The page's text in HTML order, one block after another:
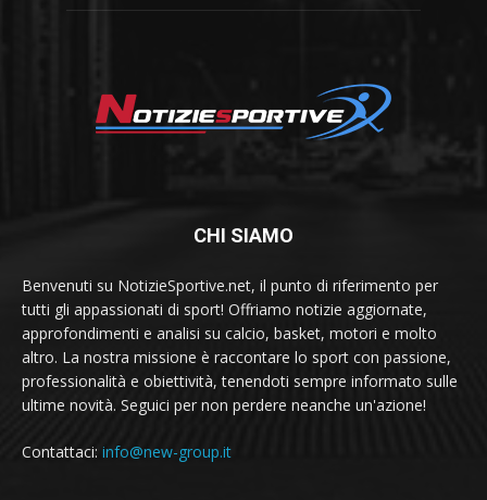
CHI SIAMO
Benvenuti su NotizieSportive.net, il punto di riferimento per
tutti gli appassionati di sport! Offriamo notizie aggiornate,
approfondimenti e analisi su calcio, basket, motori e molto
altro. La nostra missione è raccontare lo sport con passione,
professionalità e obiettività, tenendoti sempre informato sulle
ultime novità. Seguici per non perdere neanche un'azione!
Contattaci: info@new-group.it